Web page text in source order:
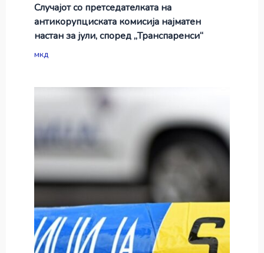
Случајот со претседателката на
антикорупциската комисија најматен
настан за јули, според „Транспаренси“
мкд